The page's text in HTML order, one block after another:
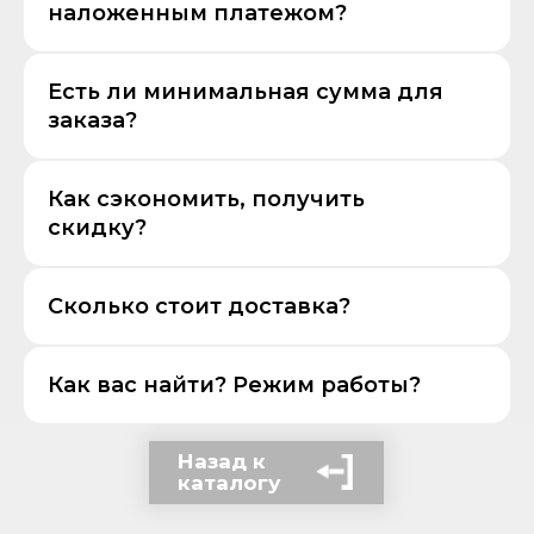
наложенным платежом?
Есть ли минимальная сумма для
заказа?
Как сэкономить, получить
скидку?
Сколько стоит доставка?
Как вас найти? Режим работы?
Назад к
каталогу